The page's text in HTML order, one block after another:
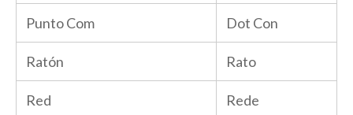
Punto Com Dot Con
Ratón Rato
Red Rede